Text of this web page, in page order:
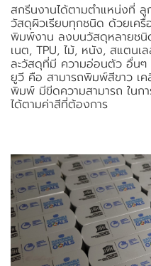
สกรีนงานได้ตามตำแหน่งที่
วัสดุผิวเรียบทุกชนิด ด้วยเค
พิมพ์งาน ลงบนวัสดุหลายชนิ
เนต, TPU, ไม้, หนัง, สแตน
ละวัสดุที่มี ความอ่อนตัว อื่นๆ
ยูวี คือ สามารถพิมพ์สีขาว เ
พิมพ์ มีขีดความสามารถ ในก
ได้ตามค่าสีที่ต้องการ